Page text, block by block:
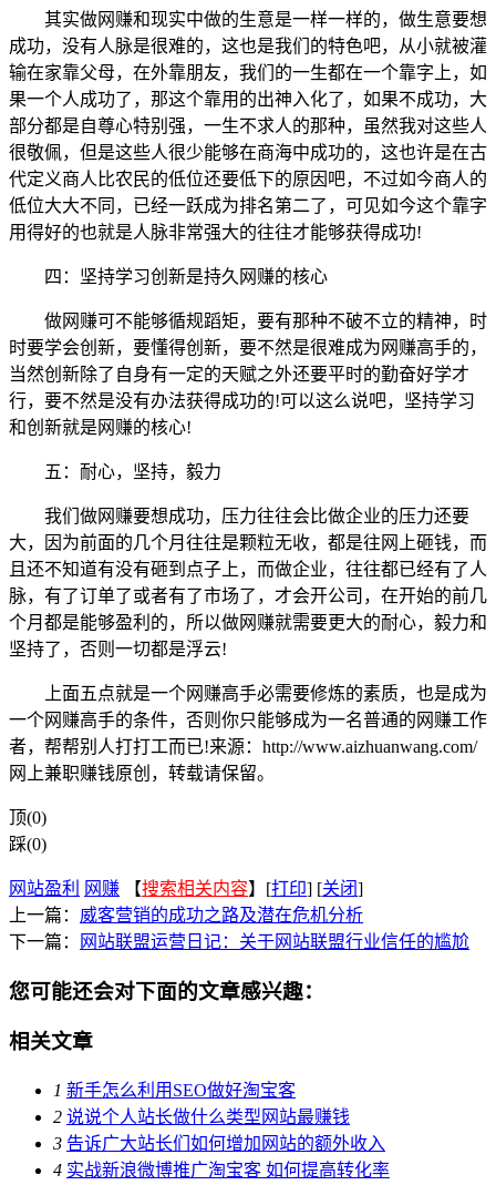
其实做网赚和现实中做的生意是一样一样的，做生意要想
成功，没有人脉是很难的，这也是我们的特色吧，从小就被灌
输在家靠父母，在外靠朋友，我们的一生都在一个靠字上，如
果一个人成功了，那这个靠用的出神入化了，如果不成功，大
部分都是自尊心特别强，一生不求人的那种，虽然我对这些人
很敬佩，但是这些人很少能够在商海中成功的，这也许是在古
代定义商人比农民的低位还要低下的原因吧，不过如今商人的
低位大大不同，已经一跃成为排名第二了，可见如今这个靠字
用得好的也就是人脉非常强大的往往才能够获得成功!
四：坚持学习创新是持久网赚的核心
做网赚可不能够循规蹈矩，要有那种不破不立的精神，时
时要学会创新，要懂得创新，要不然是很难成为网赚高手的，
当然创新除了自身有一定的天赋之外还要平时的勤奋好学才
行，要不然是没有办法获得成功的!可以这么说吧，坚持学习
和创新就是网赚的核心!
五：耐心，坚持，毅力
我们做网赚要想成功，压力往往会比做企业的压力还要
大，因为前面的几个月往往是颗粒无收，都是往网上砸钱，而
且还不知道有没有砸到点子上，而做企业，往往都已经有了人
脉，有了订单了或者有了市场了，才会开公司，在开始的前几
个月都是能够盈利的，所以做网赚就需要更大的耐心，毅力和
坚持了，否则一切都是浮云!
上面五点就是一个网赚高手必需要修炼的素质，也是成为
一个网赚高手的条件，否则你只能够成为一名普通的网赚工作
者，帮帮别人打打工而已!来源：http://www.aizhuanwang.com/
网上兼职赚钱原创，转载请保留。
顶(0)
踩(0)
网站盈利 网赚 【搜索相关内容】[打印] [关闭]
上一篇： 威客营销的成功之路及潜在危机分析
下一篇：
网站联盟运营日记：关于网站联盟行业信任的尴尬
您可能还会对下面的文章感兴趣：
相关文章
1 新手怎么利用SEO做好淘宝客
2 说说个人站长做什么类型网站最赚钱
3 告诉广大站长们如何增加网站的额外收入
4 实战新浪微博推广淘宝客 如何提高转化率